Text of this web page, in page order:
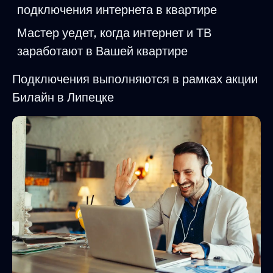
подключения интернета в квартире
Мастер уедет, когда интернет и ТВ
заработают в Вашей квартире
Подключения выполняются в рамках акции
Билайн в Липецке